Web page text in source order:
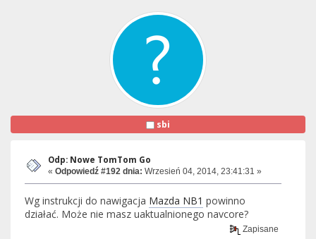
sbi
Odp: Nowe TomTom Go
« Odpowiedź #192 dnia: Wrzesień 04, 2014, 23:41:31 »
Wg instrukcji do nawigacja Mazda NB1 powinno
działać. Może nie masz uaktualnionego navcore?
Zapisane